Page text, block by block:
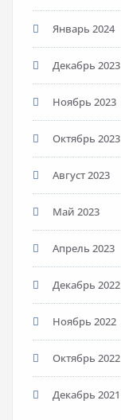
Январь 2024
Декабрь 2023
Ноябрь 2023
Октябрь 2023
Август 2023
Май 2023
Апрель 2023
Декабрь 2022
Ноябрь 2022
Октябрь 2022
Декабрь 2021